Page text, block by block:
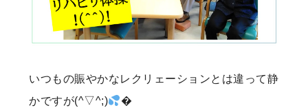
いつもの賑やかなレクリェーションとは違って静
かですが(^▽^;)
�